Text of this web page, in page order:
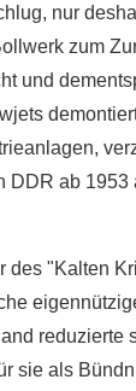
nur
zum
und
DDR ab 1953
des "Kalten
reduzierte
sie als